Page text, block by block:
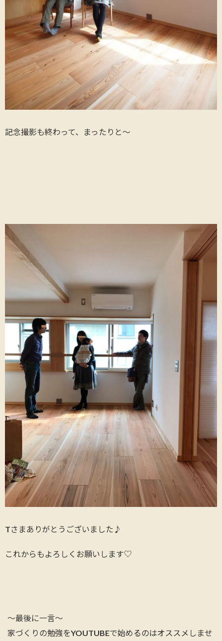
記念撮影も終わって、まったりと～
Tさまありがとうございました♪
これからもよろしくお願いします♡
～最後に一言～
家づくりの勉強をYOUTUBEで始めるのはオススメしませ